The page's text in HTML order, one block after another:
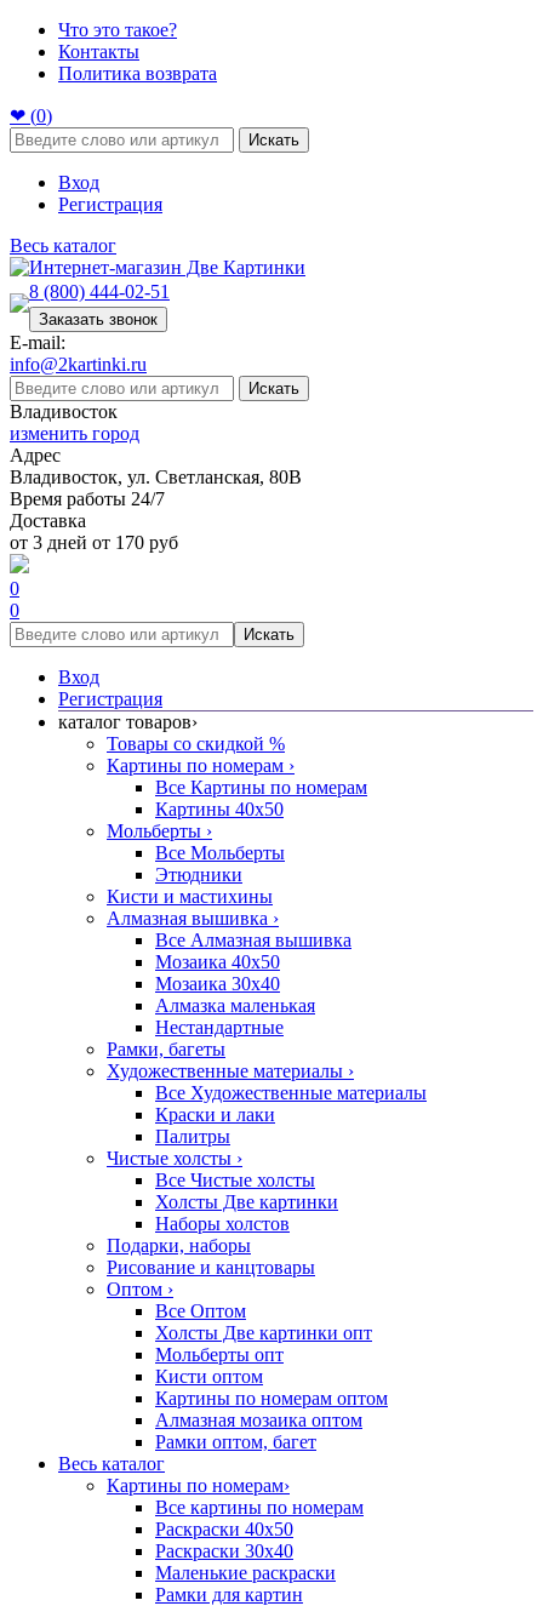
Что это такое?
Контакты
Политика возврата
❤ (0)
Искать
Вход
Регистрация
Весь каталог
8 (800) 444-02-51
Заказать звонок
E-mail:
info@2kartinki.ru
Искать
Владивосток
изменить город
Адрес
Владивосток, ул. Светланская, 80В
Время работы 24/7
Доставка
от 3 дней от 170 руб
0
0
Искать
Вход
Регистрация
каталог товаров›
Товары со скидкой %
Картины по номерам ›
Все Картины по номерам
Картины 40x50
Мольберты ›
Все Мольберты
Этюдники
Кисти и мастихины
Алмазная вышивка ›
Все Алмазная вышивка
Мозаика 40x50
Мозаика 30x40
Алмазка маленькая
Нестандартные
Рамки, багеты
Художественные материалы ›
Все Художественные материалы
Краски и лаки
Палитры
Чистые холсты ›
Все Чистые холсты
Холсты Две картинки
Наборы холстов
Подарки, наборы
Рисование и канцтовары
Оптом ›
Все Оптом
Холсты Две картинки опт
Мольберты опт
Кисти оптом
Картины по номерам оптом
Алмазная мозаика оптом
Рамки оптом, багет
Весь каталог
Картины по номерам›
Все картины по номерам
Раскраски 40х50
Раскраски 30х40
Маленькие раскраски
Рамки для картин